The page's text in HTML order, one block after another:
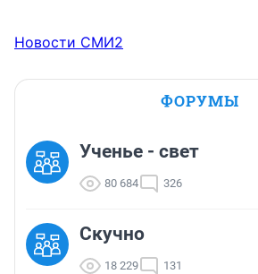
Новости СМИ2
ФОРУМЫ
Ученье - свет
80 684 326
Скучно
18 229 131